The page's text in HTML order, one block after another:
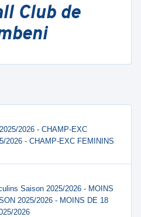
Club de
2026 - CHAMP-EXC
2026 - CHAMP-EXC FEMININS
Saison 2025/2026 - MOINS
2025/2026 - MOINS DE 18
2026